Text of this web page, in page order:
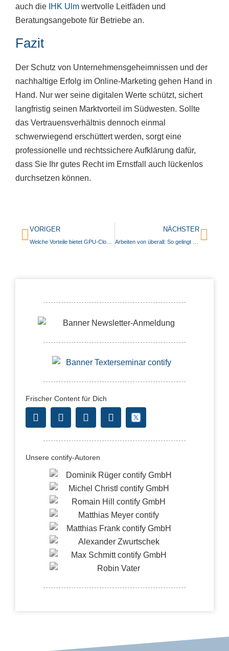
auch die IHK Ulm wertvolle Leitfäden und
Beratungsangebote für Betriebe an.
Fazit
Der Schutz von Unternehmensgeheimnissen und der
nachhaltige Erfolg im Online-Marketing gehen Hand in
Hand. Nur wer seine digitalen Werte schützt, sichert
langfristig seinen Marktvorteil im Südwesten. Sollte
das Vertrauensverhältnis dennoch einmal
schwerwiegend erschüttert werden, sorgt eine
professionelle und rechtssichere Aufklärung dafür,
dass Sie Ihr gutes Recht im Ernstfall auch lückenlos
durchsetzen können.
VORIGER
Welche Vorteile bietet GPU-Cloud-Technologie?
NÄCHSTER
Arbeiten von überall: So gelingt die Organisation im Remote-Team
Frischer Content für Dich
Unsere contify-Autoren